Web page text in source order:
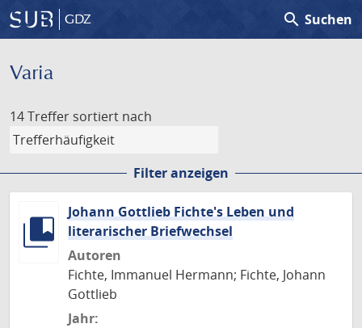
GDZ search Suchen
Varia
14 Treffer sortiert nach
Filter anzeigen
Johann Gottlieb Fichte's Leben und
literarischer Briefwechsel
Autoren
Fichte, Immanuel Hermann; Fichte, Johann
Gottlieb
Jahr: